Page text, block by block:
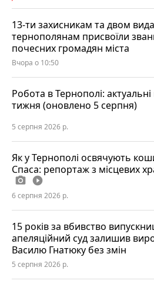
13-ти захисникам та двом
тернополянам присвоїли
почесних громадян міста
Вчора о 10:50
Робота в Тернополі: актуальні
тижня (оновлено 5 серпня)
5 серпня 2026 р.
Як у Тернополі освячують
Спаса: репортаж з місцевих
photo_camera play_circle_filled
6 серпня 2026 р.
15 років за вбивство
апеляційний суд залишив
Василю Гнатюку без змін
5 серпня 2026 р.